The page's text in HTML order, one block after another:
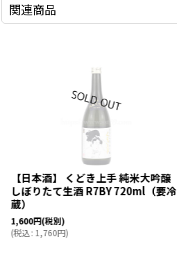
関連商品
【日本酒】 くどき上手 純米大吟醸
しぼりたて生酒 R7BY 720ml（要冷
蔵）
1,600円(税別)
(税込: 1,760円)